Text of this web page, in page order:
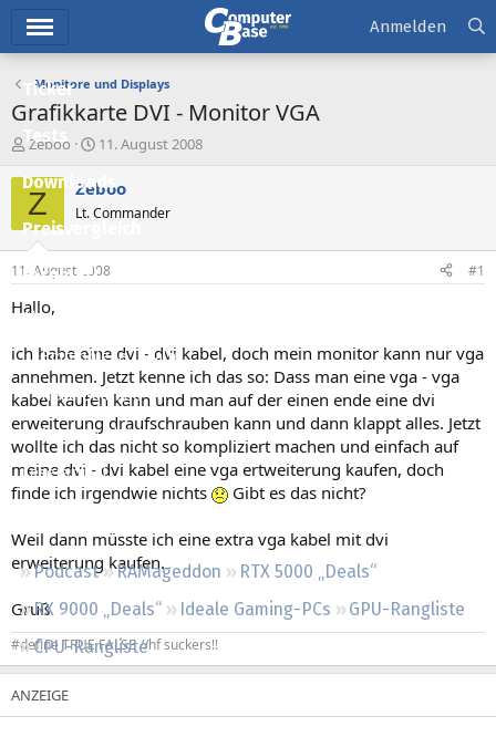
Ticker
Tests
Downloads
Preisvergleich
Forum
Aktuelles
Empfohlene Inhalte
Neue Beiträge
Neueste Aktivitäten
Leserartikel
Podcast RAMageddon
RTX 5000 „Deals“
RX 9000 „Deals“
Ideale Gaming-PCs
GPU-Rangliste
CPU-Rangliste
Anmelden
Monitore und Displays
Grafikkarte DVI - Monitor VGA
E
s
t
e
e
r
Zeboo
E
s
e
l
t
11. August 2008
Z Zeboo
Lt. Commander
11. August 2008 #1
Hallo,
ich habe eine dvi - dvi kabel, doch mein monitor kann nur vga
annehmen. Jetzt kenne ich das so: Dass man eine vga - vga
kabel kaufen kann und man auf der einen ende eine dvi
erweiterung draufschrauben kann und dann klappt alles. Jetzt
wollte ich das nicht so kompliziert machen und einfach auf
meine dvi - dvi kabel eine vga ertweiterung kaufen, doch
finde ich irgendwie nichts
Gibt es das nicht?
Weil dann müsste ich eine extra vga kabel mit dvi
erweiterung kaufen.
Gruß
#define TRUE FALSE //hf suckers!!